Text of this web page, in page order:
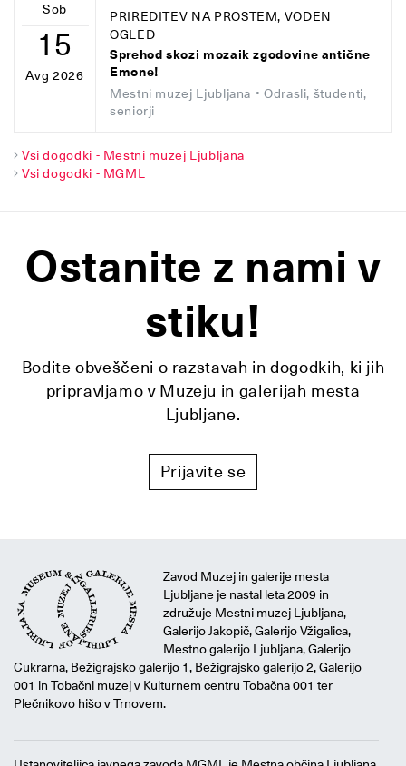
Sob
15
Avg 2026
PRIREDITEV NA PROSTEM, VODEN
OGLED
Sprehod skozi mozaik zgodovine antične
Emone!
Mestni muzej Ljubljana • Odrasli, študenti,
seniorji
Vsi dogodki - Mestni muzej Ljubljana
Vsi dogodki - MGML
Ostanite z nami v
stiku!
Bodite obveščeni o razstavah in dogodkih, ki jih
pripravljamo v Muzeju in galerijah mesta
Ljubljane.
Prijavite se
Zavod Muzej in galerije mesta
Ljubljane je nastal leta 2009 in
združuje Mestni muzej Ljubljana,
Galerijo Jakopič, Galerijo Vžigalica,
Mestno galerijo Ljubljana, Galerijo
Cukrarna, Bežigrajsko galerijo 1, Bežigrajsko galerijo 2, Galerijo
001 in Tobačni muzej v Kulturnem centru Tobačna 001 ter
Plečnikovo hišo v Trnovem.